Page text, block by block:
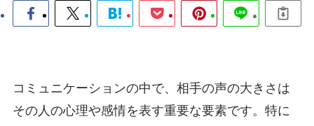
コミュニケーションの中で、相手の声の大きさは
その人の心理や感情を表す重要な要素です。特に